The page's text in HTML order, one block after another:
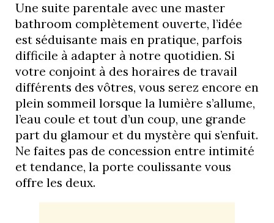
Une suite parentale avec une master
bathroom complètement ouverte, l’idée
est séduisante mais en pratique, parfois
difficile à adapter à notre quotidien. Si
votre conjoint à des horaires de travail
différents des vôtres, vous serez encore en
plein sommeil lorsque la lumière s’allume,
l’eau coule et tout d’un coup, une grande
part du glamour et du mystère qui s’enfuit.
Ne faites pas de concession entre intimité
et tendance, la porte coulissante vous
offre les deux.